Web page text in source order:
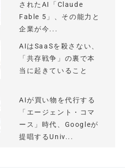
されたAI「Claude
Fable 5」、その能力と
企業が今...
AIはSaaSを殺さない、
「共存戦争」の裏で本
当に起きていること
AIが買い物を代行する
「エージェント・コマ
ース」時代、Googleが
提唱するUniv...